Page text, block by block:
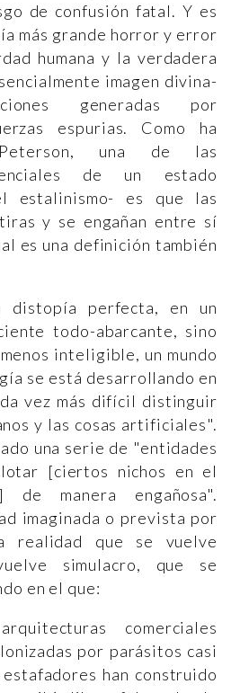
de confusión fatal. Y es
más grande horror y error
humana y la verdadera
imagen divina-
generadas por
espurias. Como ha
una de las
de un estado
estalinismo- es que las
y se engañan entre sí
es una definición también
distopía perfecta, en un
todo-abarcante, sino
inteligible, un mundo
se está desarrollando en
vez más difícil distinguir
y las cosas artificiales".
una serie de "entidades
[ciertos nichos en el
de manera engañosa".
imaginada o prevista por
realidad que se vuelve
simulacro, que se
en el que:
comerciales
por parásitos casi
estafadores han construido